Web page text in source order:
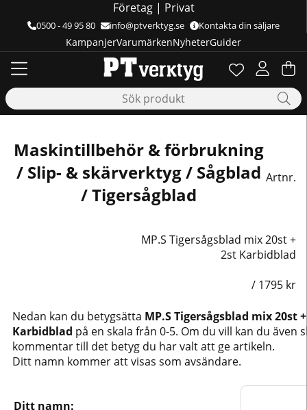
Företag| Privat
0500 - 49 95 80 info@ptverktyg.se Kontakta din säljare
Önskelista
Antal i
. .
KampanjerVarumärkenNyheterGuider
Maskintillbehör & förbrukning
/ Slip- & skärverktyg / Sågblad
/ Tigersågblad
Artnr.
MP.S Tigersågsblad mix 20st +
2st Karbidblad
/ 1795 kr
Nedan kan du betygsätta MP.S Tigersågsblad mix 20st
Karbidblad på en skala från 0-5. Om du vill kan du även
kommentar till det betyg du har valt att ge artikeln.
Ditt namn kommer att visas som avsändare.
Ditt namn: